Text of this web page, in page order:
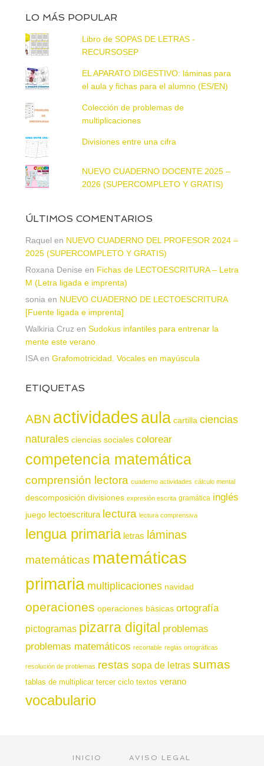
LO MÁS POPULAR
Libro de SOPAS DE LETRAS -
RECURSOSEP
EL APARATO DIGESTIVO: láminas para
el aula y fichas para el alumno (ES/EN)
Colección de problemas de
multiplicaciones
Divisiones entre una cifra
NUEVO CUADERNO DOCENTE 2025 –
2026 (SUPERCOMPLETO Y GRATIS)
ÚLTIMOS COMENTARIOS
Raquel en NUEVO CUADERNO DEL PROFESOR 2024 –
2025 (SUPERCOMPLETO Y GRATIS)
Roxana Denise en Fichas de LECTOESCRITURA – Letra
M (Letra ligada e imprenta)
soniaen NUEVO CUADERNO DE LECTOESCRITURA
[Fuente ligada e imprenta]
Walkiria Cruzen Sudokus infantiles para entrenar la
mente este verano
ISAen Grafomotricidad. Vocales en mayúscula
ETIQUETAS
ABN actividadesaula cartilla ciencias
naturales ciencias sociales colorear
competencia matemática
comprensión lectora cuaderno actividades cálculo mental
descomposición divisiones expresión escrita gramática inglés
juego lectoescritura lectura lectura comprensiva
lengua primaria letras láminas
matemáticas matemáticas
primaria multiplicaciones navidad
operaciones operaciones básicas ortografía
pictogramas pizarra digital problemas
problemas matemáticos recortable reglas ortográficas
resolución de problemas restas sopa de letras sumas
tablas de multiplicar tercer ciclo textos verano
vocabulario
INICIO AVISO LEGAL